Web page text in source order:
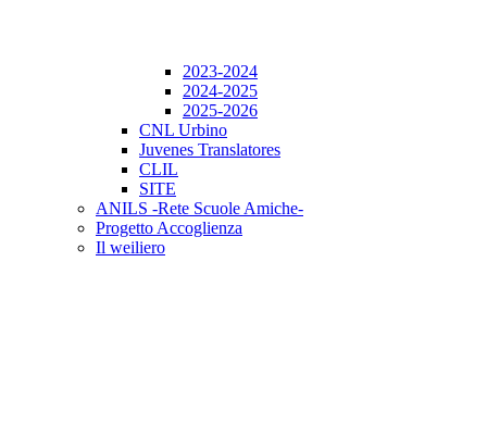
2023-2024
2024-2025
2025-2026
CNL Urbino
Juvenes Translatores
CLIL
SITE
ANILS -Rete Scuole Amiche-
Progetto Accoglienza
Il weiliero